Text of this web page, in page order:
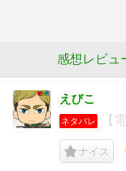
感想レビュ
えびこ
ネタバレ 【
ナイス